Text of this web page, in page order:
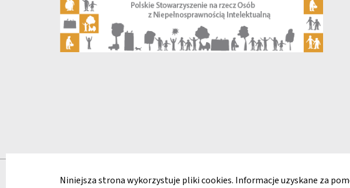
Regulamin strony Polityka prywatności Deklaracja Dostępności
Niniejsza strona wykorzystuje pliki cookies. Informacje uzyskane za